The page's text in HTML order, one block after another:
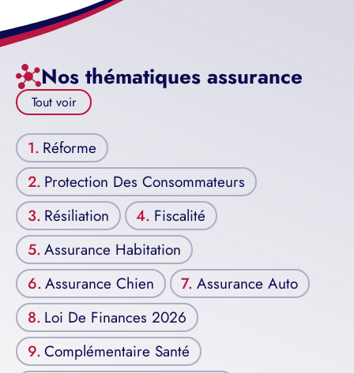
Nos thématiques assurance
Tout voir
Réforme
Protection Des Consommateurs
Résiliation
Fiscalité
Assurance Habitation
Assurance Chien
Assurance Auto
Loi De Finances 2026
Complémentaire Santé